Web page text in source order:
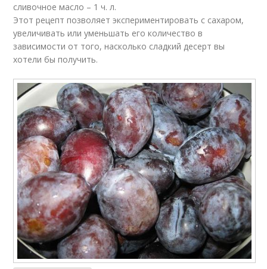
сливочное масло – 1 ч. л.
Этот рецепт позволяет экспериментировать с сахаром,
увеличивать или уменьшать его количество в
зависимости от того, насколько сладкий десерт вы
хотели бы получить.